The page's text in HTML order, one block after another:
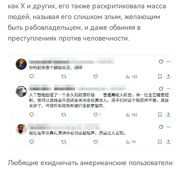
как X и других, его также раскритиковала масса
людей, называя его слишком злым, желающим
быть рабовладельцем, и даже обвиняя в
преступлениях против человечности.
Любящие ехидничать американские пользователи